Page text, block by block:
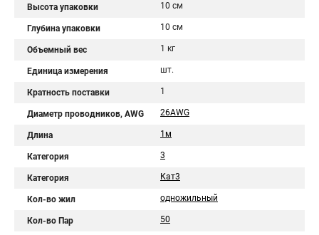
Высота упаковки 10 см
Глубина упаковки 10 см
Объемный вес 1 кг
Единица измерения шт.
Кратность поставки 1
Диаметр проводников, AWG 26AWG
Длина 1м
Категория 3
Категория Кат3
Кол-во жил одножильный
Кол-во Пар 50